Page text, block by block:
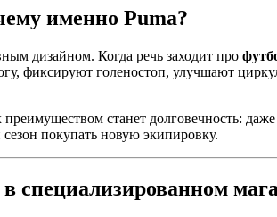
именно Puma?
дизайном. Когда речь заходит про
фиксируют голеностоп, улучшают
станет долговечность:
покупать новую экипировку.
специализированном